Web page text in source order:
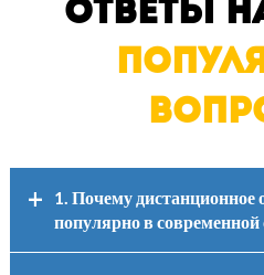
Ответы
1. Почему дистанционное
популярно в современной